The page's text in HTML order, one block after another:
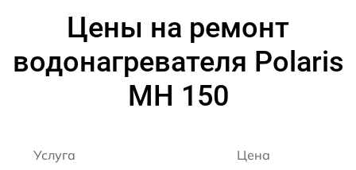
Цены на ремонт
водонагревателя Polaris
MH 150
Услуга Цена